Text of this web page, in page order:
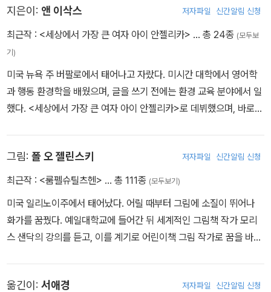
나무를 잘라 오두막을 지었는가하면, 열두 살에는 늪에 빠진 마차를
안젤리카'니까. 어느 날 안젤리카가 살고 있던 테네시 주에 벼락이라
고 하는 큰 곰이 나타난다. 날쌔고 교활한데다 총알로도 죽일 수 없는
이 곰은 순식간에 사람들의 양식을 빼앗아 간다. 안젤리카는 여러 남
자 사냥꾼들이 실패한 이 곰을 잡으러 나선다. 집에 가서 이불이나 꿰
매라는 남자들의 비웃음을 뒤로 한 채. 세로 30cm가 넘는 커다란 판
장면들처럼 펼쳐진다. 각 그림의 가장자리를 보면 여러가지 형태의
나뭇결이 보이는데, 이는 그린이 젤린스키가 미국의 전통적인 민속
이기 때문이다. - 이예린 (2001-10-11)
지은이: 앤 이삭스 저자파일 신간알림 신청
최근작 : <세상에서 가장 큰 여자 아이 안젤리카> … 총 24종 (모두보
기)
미국 뉴욕 주 버팔로에서 태어나고 자랐다. 미시간 대학에서 영어학
과 행동 환경학을 배웠으며, 글을 쓰기 전에는 환경 교육 분야에서 일
했다. <세상에서 가장 큰 여자 아이 안젤리카>로 데뷔했으며, 바로
나무 위 오두막 이야기>, <가시 실> 등이 있다.
그림: 폴 오 젤린스키 저자파일 신간알림 신청
최근작 : <룸펠슈틸츠헨> … 총 111종 (모두보기)
미국 일리노이주에서 태어났다. 어릴 때부터 그림에 소질이 뛰어나
화가를 꿈꿨다. 예일대학교에 들어간 뒤 세계적인 그림책 작가 모리
스 샌닥의 강의를 듣고, 이를 계기로 어린이책 그림 작가로 꿈을 바꾸
《라푼첼》로 칼테콧 상을 받았다.
옮긴이: 서애경 저자파일 신간알림 신청